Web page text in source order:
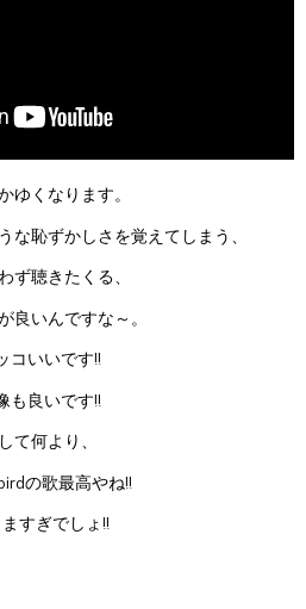
ゆくなります。
な恥ずかしさを覚えてしまう、
ず聴きたくる、
良いんですな～。
コいいです!!
も良いです!!
て何より、
の歌最高やね!!
すぎでしょ!!